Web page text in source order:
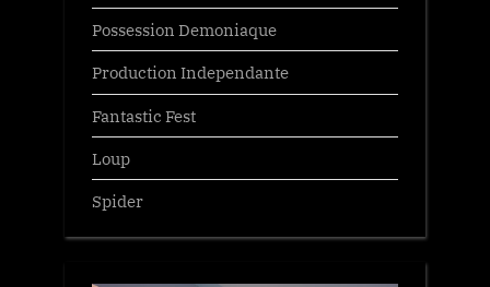
Possession Demoniaque
Production Independante
Fantastic Fest
Loup
Spider